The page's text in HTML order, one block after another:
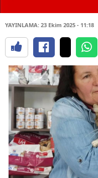
YAYINLAMA: 23 Ekim 2025 - 11:18